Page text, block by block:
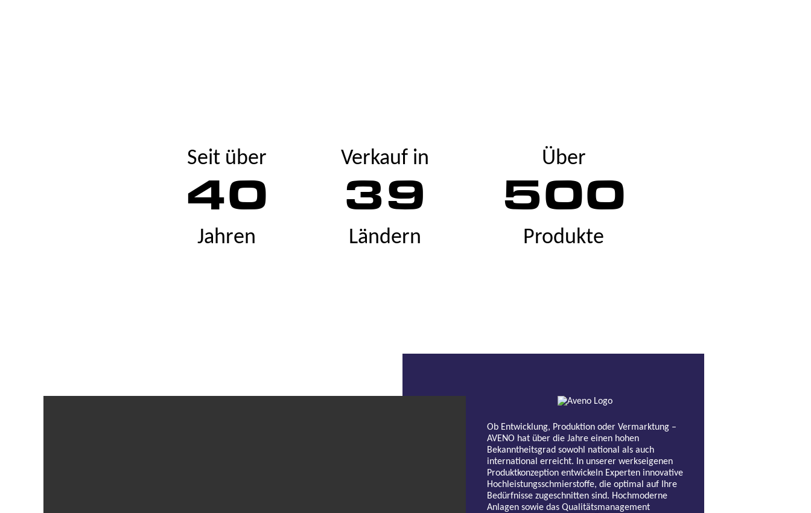
Seit über
40
Jahren
Verkauf in
39
Ländern
Über
500
Produkte
Ob Entwicklung, Produktion oder Vermarktung –
AVENO hat über die Jahre einen hohen
Bekanntheitsgrad sowohl national als auch
international erreicht. In unserer werkseigenen
Produktkonzeption entwickeln Experten innovative
Hochleistungsschmierstoffe, die optimal auf Ihre
Bedürfnisse zugeschnitten sind. Hochmoderne
Anlagen sowie das Qualitätsmanagement